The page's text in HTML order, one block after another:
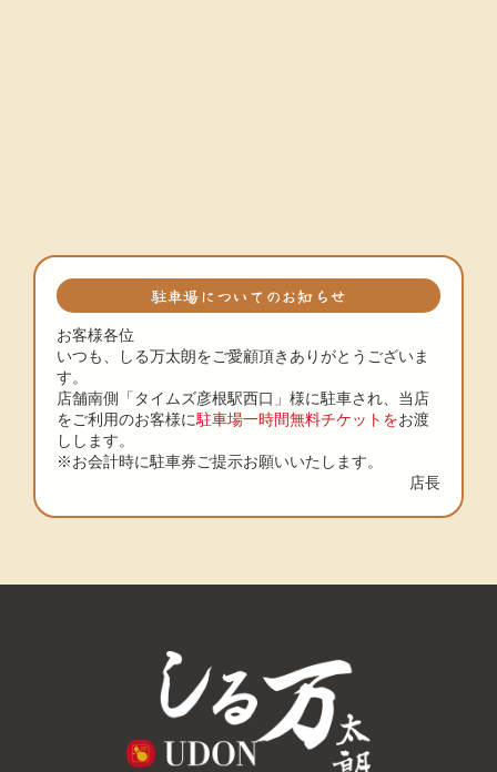
駐車場についてのお知らせ
お客様各位
いつも、しる万太朗をご愛顧頂きありがとうございま
す。
店舗南側「タイムズ彦根駅西口」様に駐車され、当店
をご利用のお客様に駐車場一時間無料チケットをお渡
しします。
※お会計時に駐車券ご提示お願いいたします。
店長